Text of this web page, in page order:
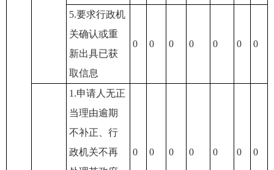
5.要求行政机
关确认或重
新出具已获
取信息
0 0 0 0 0 0 0
1.申请人无正
当理由逾期
不补正、行
政机关不再
0 0 0 0 0 0 0